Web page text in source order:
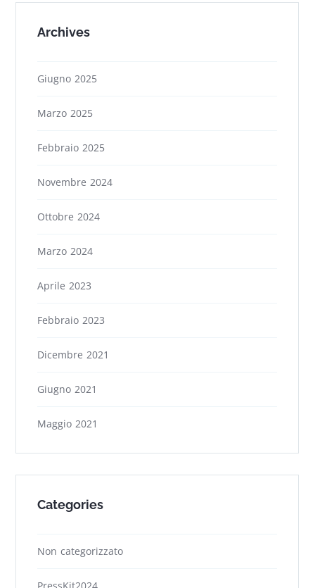
Archives
Giugno 2025
Marzo 2025
Febbraio 2025
Novembre 2024
Ottobre 2024
Marzo 2024
Aprile 2023
Febbraio 2023
Dicembre 2021
Giugno 2021
Maggio 2021
Categories
Non categorizzato